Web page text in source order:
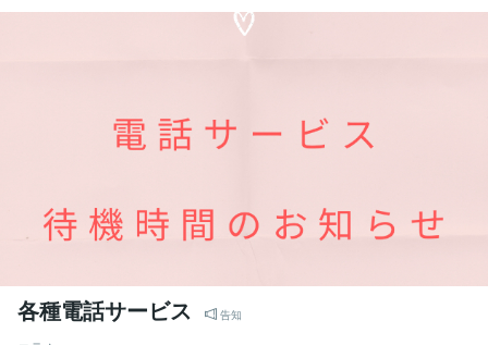
各種電話サービス 告知